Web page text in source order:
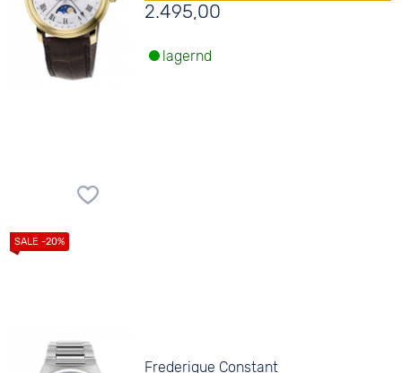
2.495,00
lagernd
Frederique Constant